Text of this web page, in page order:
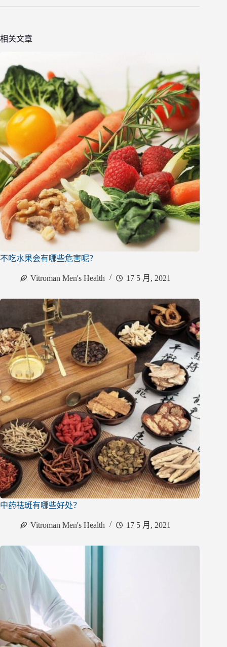
相关文章
不吃水果会有哪些危害呢？
Vitroman Men's Health 17 5 月, 2021
中药祛斑有哪些好处？
Vitroman Men's Health 17 5 月, 2021